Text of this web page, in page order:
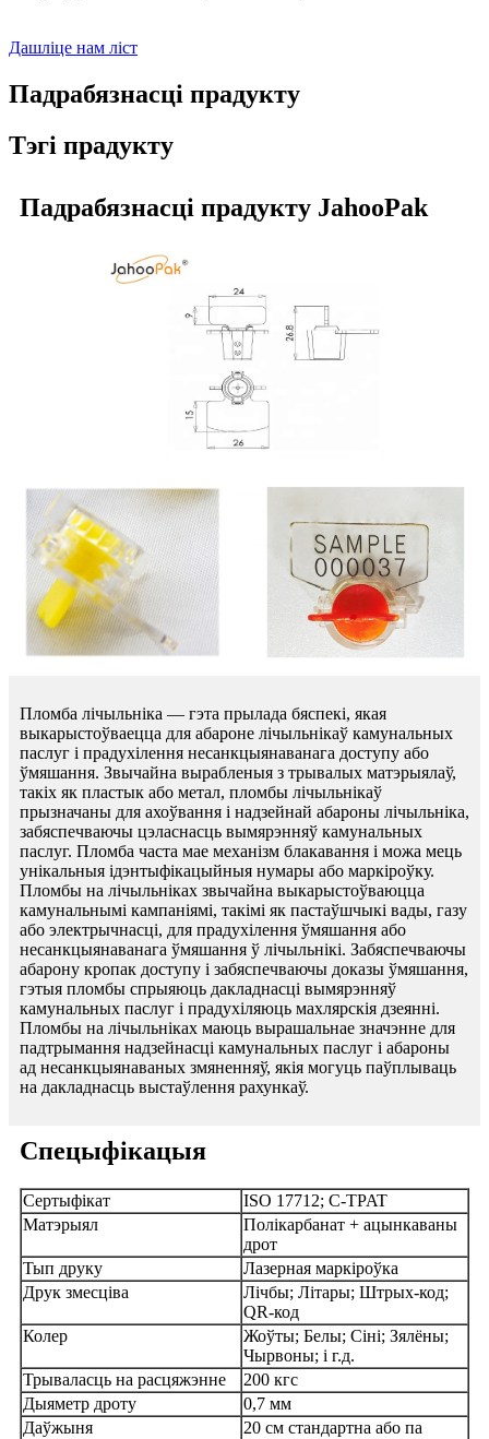
Дашліце нам ліст
Падрабязнасці прадукту
Тэгі прадукту
Падрабязнасці прадукту JahooPak
Пломба лічыльніка — гэта прылада бяспекі, якая
выкарыстоўваецца для абароне лічыльнікаў камунальных
паслуг і прадухілення несанкцыянаванага доступу або
ўмяшання. Звычайна вырабленыя з трывалых матэрыялаў,
такіх як пластык або метал, пломбы лічыльнікаў
прызначаны для ахоўвання і надзейнай абароны лічыльніка,
забяспечваючы цэласнасць вымярэнняў камунальных
паслуг. Пломба часта мае механізм блакавання і можа мець
унікальныя ідэнтыфікацыйныя нумары або маркіроўку.
Пломбы на лічыльніках звычайна выкарыстоўваюцца
камунальнымі кампаніямі, такімі як пастаўшчыкі вады, газу
або электрычнасці, для прадухілення ўмяшання або
несанкцыянаванага ўмяшання ў лічыльнікі. Забяспечваючы
абарону кропак доступу і забяспечваючы доказы ўмяшання,
гэтыя пломбы спрыяюць дакладнасці вымярэнняў
камунальных паслуг і прадухіляюць махлярскія дзеянні.
Пломбы на лічыльніках маюць вырашальнае значэнне для
падтрымання надзейнасці камунальных паслуг і абароны
ад несанкцыянаваных змяненняў, якія могуць паўплываць
на дакладнасць выстаўлення рахункаў.
Спецыфікацыя
Сертыфікат
ISO 17712; C-TPAT
Матэрыял
Полікарбанат + ацынкаваны
дрот
Тып друку
Лазерная маркіроўка
Друк змесціва
Лічбы; Літары; Штрых-код;
QR-код
Колер
Жоўты; Белы; Сіні; Зялёны;
Чырвоны; і г.д.
Трываласць на расцяжэнне
200 кгс
Дыяметр дроту
0,7 мм
Даўжыня
20 см стандартна або па